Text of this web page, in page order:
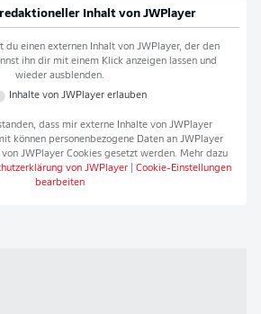
Inhalt von JWPlayer
du einen externen Inhalt von JWPlayer, der den
ihn dir mit einem Klick anzeigen lassen und
wieder ausblenden.
Inhalte von JWPlayererlauben
dass mir externe Inhalte von JWPlayer
können personenbezogene Daten an JWPlayer
JWPlayer Cookies gesetzt werden. Mehr dazu
von JWPlayer| Cookie-Einstellungen
bearbeiten